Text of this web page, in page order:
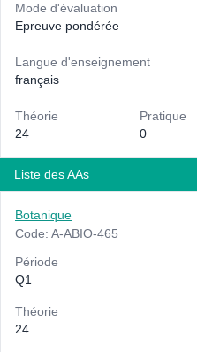
Mode d'évaluation
Epreuve pondérée
Langue d'enseignement
français
Théorie
24
Pratique
0
Liste des AAs
Botanique
Code: A-ABIO-465
Période
Q1
Théorie
24